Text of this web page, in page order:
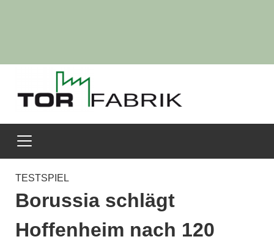
TESTSPIEL
Borussia schlägt
Hoffenheim nach 120